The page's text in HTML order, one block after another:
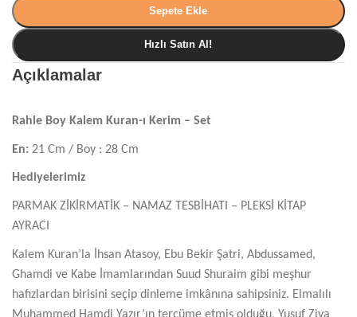
Sepete Ekle
Hızlı Satın Al!
Açıklamalar
Rahle Boy Kalem Kuran-ı Kerim – Set
En: 21 Cm / Boy : 28 Cm
Hediyelerimiz
PARMAK ZİKİRMATİK – NAMAZ TESBİHATI – PLEKSİ KİTAP
AYRACI
Kalem Kuran’la İhsan Atasoy, Ebu Bekir Şatri, Abdussamed,
Ghamdi ve Kabe İmamlarından Suud Shuraim gibi meşhur
hafızlardan birisini seçip dinleme imkânına sahipsiniz. Elmalılı
Muhammed Hamdi Yazır’ın tercüme etmiş olduğu, Yusuf Ziya